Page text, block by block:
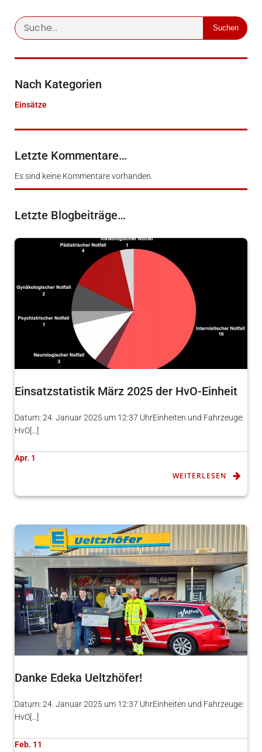
Suchen
Nach Kategorien
Einsätze
Letzte Kommentare…
Es sind keine Kommentare vorhanden.
Letzte Blogbeiträge…
Einsatzstatistik März 2025 der HvO-Einheit
Datum: 24. Januar 2025 um 12:37 UhrEinheiten und Fahrzeuge:
HvO[…]
Apr. 1
WEITERLESEN
Danke Edeka Ueltzhöfer!
Datum: 24. Januar 2025 um 12:37 UhrEinheiten und Fahrzeuge:
HvO[…]
Feb. 11